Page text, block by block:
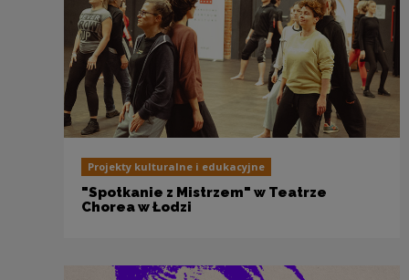
Projekty kulturalne i edukacyjne
"Spotkanie z Mistrzem" w Teatrze
Chorea w Łodzi